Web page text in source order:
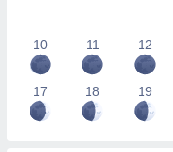
10 11 12
17 18 19